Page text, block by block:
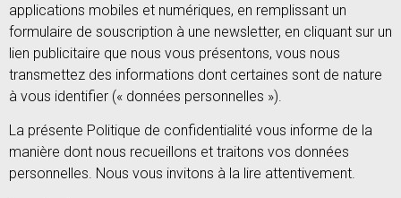
applications mobiles et numériques, en remplissant un
formulaire de souscription à une newsletter, en cliquant sur un
lien publicitaire que nous vous présentons, vous nous
transmettez des informations dont certaines sont de nature
à vous identifier (« données personnelles »).
La présente Politique de confidentialité vous informe de la
manière dont nous recueillons et traitons vos données
personnelles. Nous vous invitons à la lire attentivement.